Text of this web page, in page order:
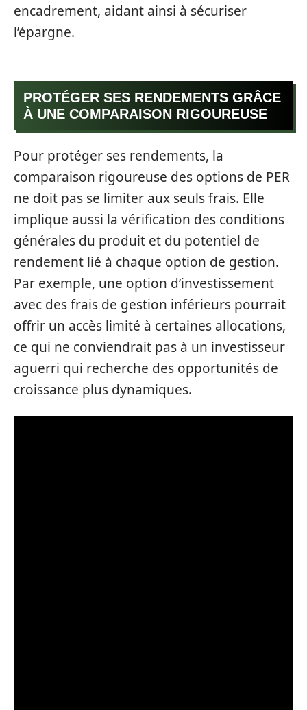
encadrement, aidant ainsi à sécuriser
l’épargne.
PROTÉGER SES RENDEMENTS GRÂCE
À UNE COMPARAISON RIGOUREUSE
Pour protéger ses rendements, la
comparaison rigoureuse des options de PER
ne doit pas se limiter aux seuls frais. Elle
implique aussi la vérification des conditions
générales du produit et du potentiel de
rendement lié à chaque option de gestion.
Par exemple, une option d’investissement
avec des frais de gestion inférieurs pourrait
offrir un accès limité à certaines allocations,
ce qui ne conviendrait pas à un investisseur
aguerri qui recherche des opportunités de
croissance plus dynamiques.